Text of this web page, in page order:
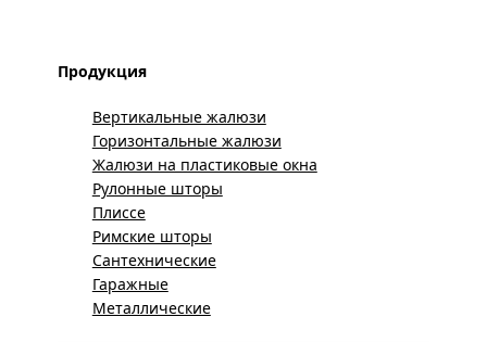
Продукция
Вертикальные жалюзи
Горизонтальные жалюзи
Жалюзи на пластиковые окна
Рулонные шторы
Плиссе
Римские шторы
Сантехнические
Гаражные
Металлические